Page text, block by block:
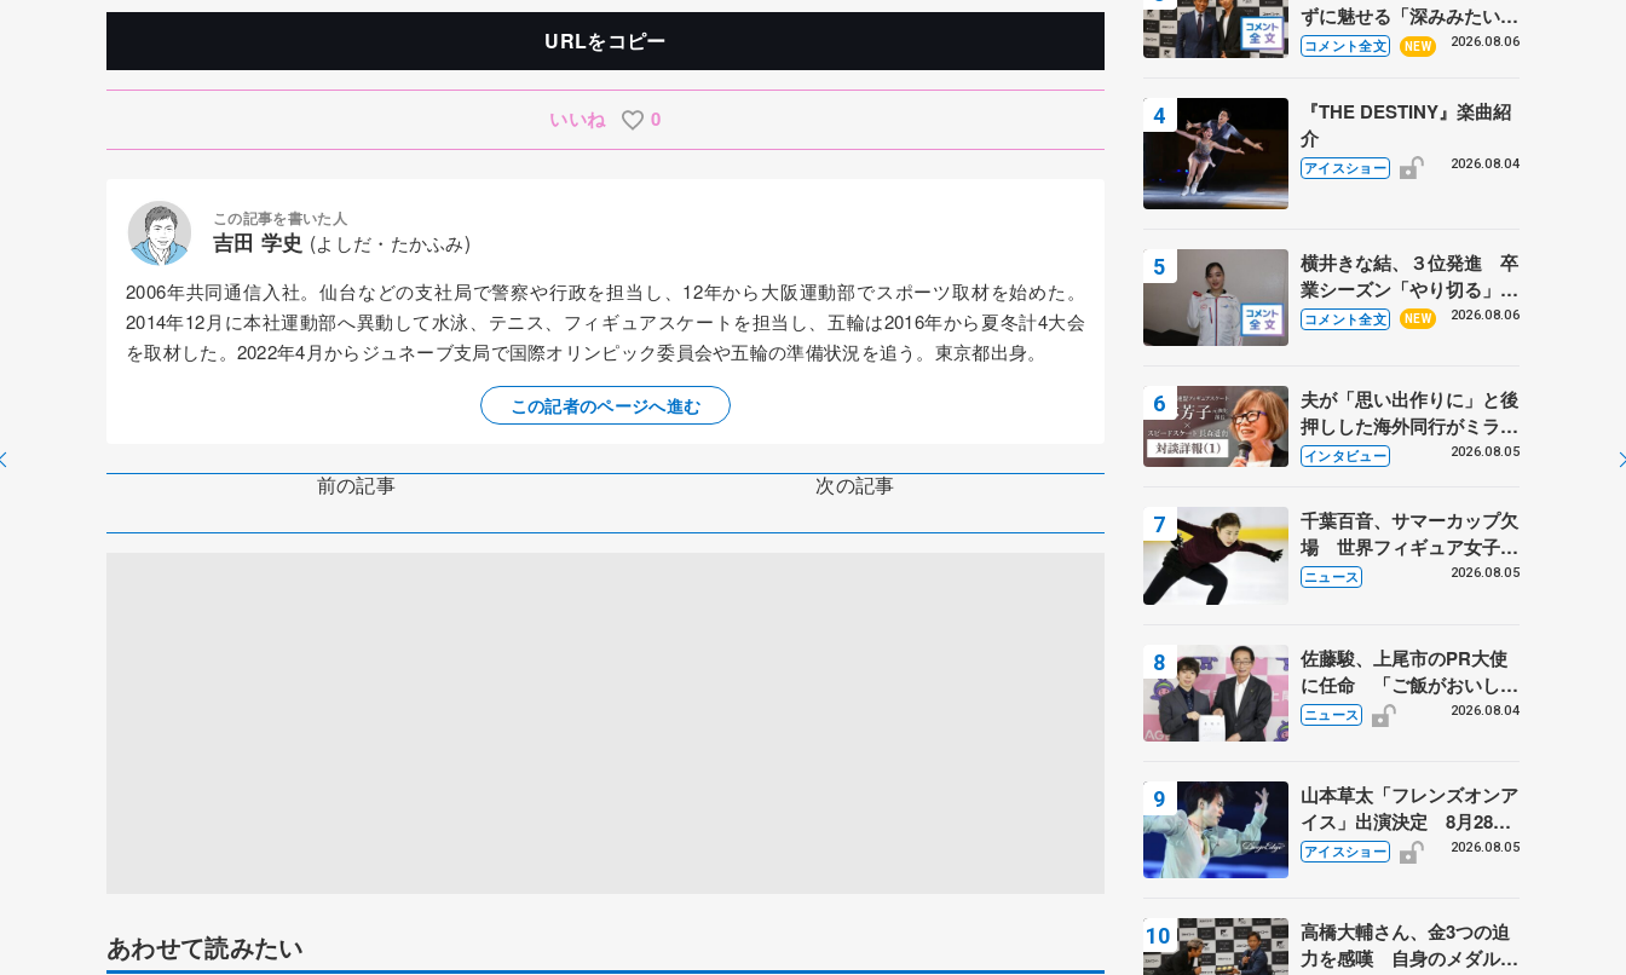
URLをコピー
いいね 0
この記事を書いた人
吉田 学史 (よしだ・たかふみ)
2006年共同通信入社。仙台などの支社局で警察や行政を担当し、12年から大阪運動部でスポーツ取材を始めた。
2014年12月に本社運動部へ異動して水泳、テニス、フィギュアスケートを担当し、五輪は2016年から夏冬計4大会
を取材した。2022年4月からジュネーブ支局で国際オリンピック委員会や五輪の準備状況を追う。東京都出身。
この記者のページへ進む
前の記事 次の記事
あわせて読みたい
ずに魅せる「深みみたいな
ものは出てきている？」
あい
コメント全文 NEW 2026.08.06
『THE DESTINY』楽曲紹
介
アイスショー 2026.08.04
横井きな結、３位発進 卒
業シーズン「やり切る」
【みなとアクルス杯SP】
コメント全文 NEW 2026.08.06
夫が「思い出作りに」と後
押しした海外同行がミラノ
まで… 繁華街のリンクで
に 小林芳子さんが振り返
るスケート人生
インタビュー 2026.08.05
千葉百音、サマーカップ欠
場 世界フィギュア女子2
位
ニュース 2026.08.05
佐藤駿、上尾市のPR大使
に任命 「ご飯がおいし
く、住みやすいのが魅力」
ニュース 2026.08.04
山本草太「フレンズオンア
イス」出演決定 8月28日
（金）2公演のみ 荒川静
アイスショー 2026.08.05
高橋大輔さん、金3つの迫
力を感嘆 自身のメダルは